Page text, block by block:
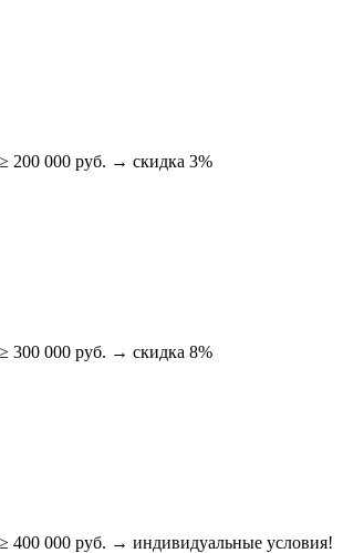
200 000 руб. → скидка 3%
300 000 руб. → скидка 8%
400 000 руб. → индивидуальные условия!